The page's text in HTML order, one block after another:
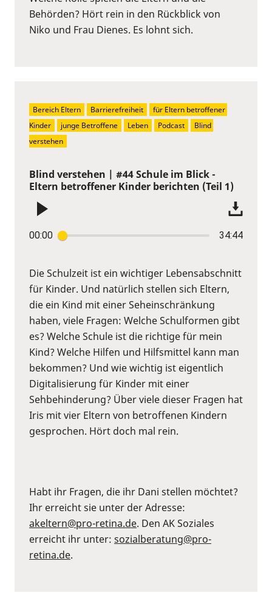
Behörden? Hört rein in den Rückblick von
Niko und Frau Dienes. Es lohnt sich.
Blind verstehen | #44 Schule im Blick -
Eltern betroffener Kinder berichten (Teil 1)
00:00 34:44
Die Schulzeit ist ein wichtiger Lebensabschnitt
für Kinder. Und natürlich stellen sich Eltern,
die ein Kind mit einer Seheinschränkung
haben, viele Fragen: Welche Schulformen gibt
es? Welche Schule ist die richtige für mein
Kind? Welche Hilfen und Hilfsmittel kann man
bekommen? Und wie wichtig ist eigentlich
Digitalisierung für Kinder mit einer
Sehbehinderung? Über viele dieser Fragen hat
Iris mit vier Eltern von betroffenen Kindern
gesprochen. Hört doch mal rein.
Habt ihr Fragen, die ihr Dani stellen möchtet?
Ihr erreicht sie unter der Adresse:
akeltern@pro-retina.de. Den AK Soziales
erreicht ihr unter: sozialberatung@pro-
retina.de.
Bereich Eltern Barrierefreiheit
für Eltern betroffener
Kinder
junge Betroffene Leben Podcast
Blind
verstehen